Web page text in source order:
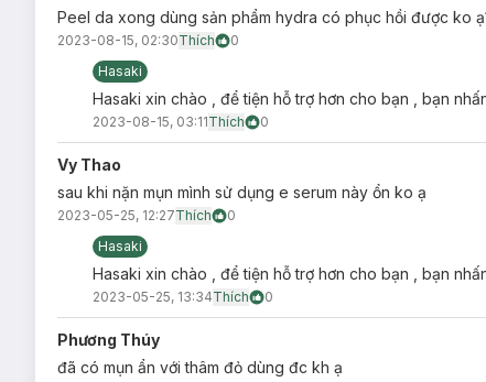
Peel da xong dùng sản phẩm hydra có phục hồi được ko
2023-08-15, 02:30Thích
0
Hasaki
Hasaki xin chào , để tiện hỗ trợ hơn cho bạn , bạn
2023-08-15, 03:11Thích 0
Vy Thao
sau khi nặn mụn mình sử dụng e serum này ổn ko ạ
2023-05-25, 12:27Thích
0
Hasaki
Hasaki xin chào , để tiện hỗ trợ hơn cho bạn , bạn
2023-05-25, 13:34Thích 0
Phương Thúy
đã có mụn ẩn với thâm đỏ dùng đc kh ạ